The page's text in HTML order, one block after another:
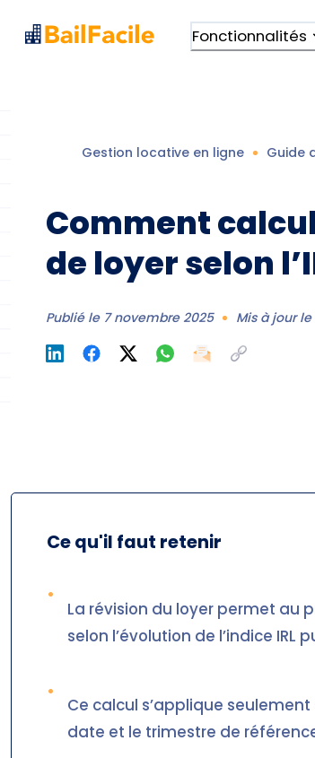
Fonctionnalités
Gestion locative en ligne Guide
Comment
de loyer selon
Publié le 7 novembre 2025 Mis à jour le
Ce qu'il faut retenir
•
La révision du loyer permet au
selon l’évolution de l’indice IRL
•
Ce calcul s’applique
date et le trimestre de référence